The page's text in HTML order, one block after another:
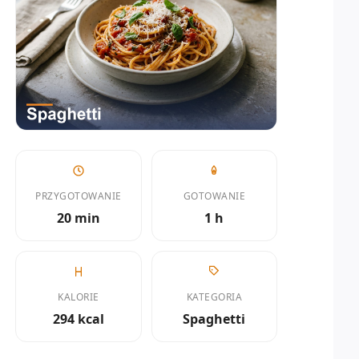
PRZYGOTOWANIE
20 min
GOTOWANIE
1 h
KALORIE
294 kcal
KATEGORIA
Spaghetti